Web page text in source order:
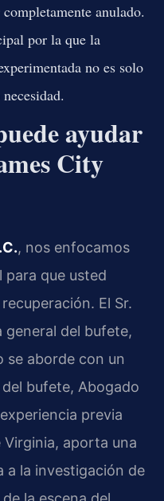
anulado.
por la que la
no es solo
ayudar
City
, nos enfocamos
para que usted
El Sr.
general del bufete,
se aborde con un
bufete, Abogado
previa
aporta una
a la investigación de